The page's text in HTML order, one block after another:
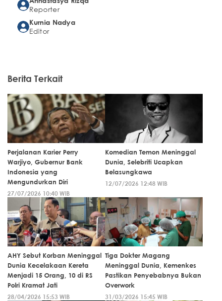
Reporter
Kurnia Nadya
Editor
Berita Terkait
Perjalanan Karier Perry
Warjiyo, Gubernur Bank
Indonesia yang
Mengundurkan Diri
27/07/2026 10:40 WIB
Komedian Temon Meninggal
Dunia, Selebriti Ucapkan
Belasungkawa
12/07/2026 12:48 WIB
AHY Sebut Korban Meninggal
Dunia Kecelakaan Kereta
Menjadi 15 Orang, 10 di RS
Polri Kramat Jati
28/04/2026 15:53 WIB
Tiga Dokter Magang
Meninggal Dunia, Kemenkes
Pastikan Penyebabnya Bukan
Overwork
31/03/2026 15:45 WIB